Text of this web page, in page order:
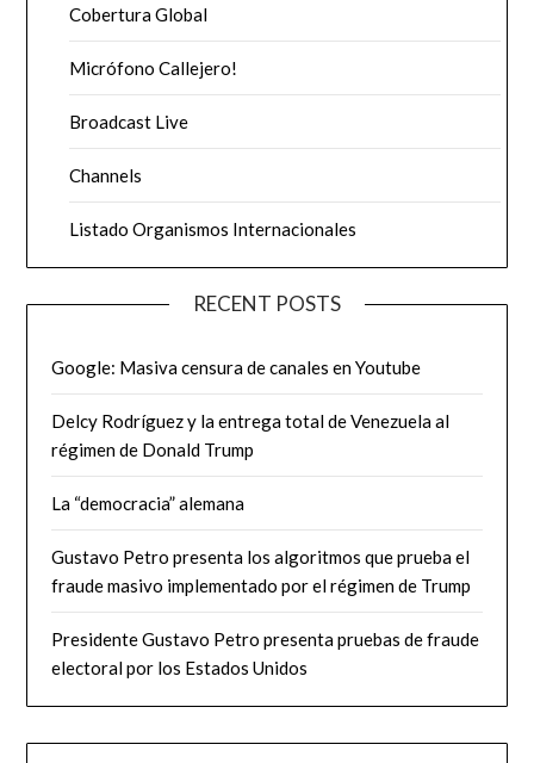
Cobertura Global
Micrófono Callejero!
Broadcast Live
Channels
Listado Organismos Internacionales
RECENT POSTS
Google: Masiva censura de canales en Youtube
Delcy Rodríguez y la entrega total de Venezuela al
régimen de Donald Trump
La “democracia” alemana
Gustavo Petro presenta los algoritmos que prueba el
fraude masivo implementado por el régimen de Trump
Presidente Gustavo Petro presenta pruebas de fraude
electoral por los Estados Unidos